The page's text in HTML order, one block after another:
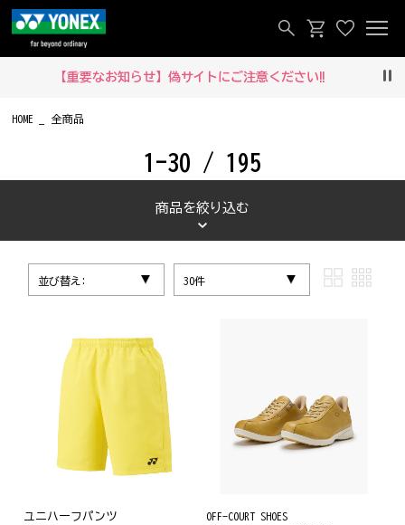
【重要なお知らせ】偽サイトにご注意ください‼
HOME 全商品
1-30 / 195
商品を絞り込む
並び替え: 30件
ユニハーフパンツ
OFF-COURT SHOES